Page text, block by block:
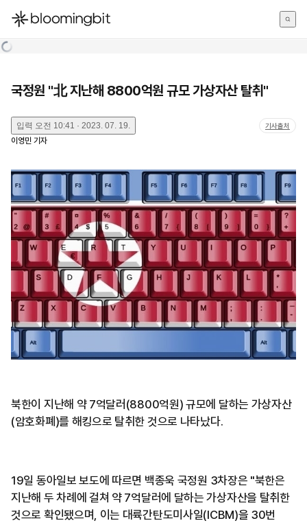
한국어
국정원 "北 지난해 8800억원 규모 가상자산 탈취"
입력 오전 10:41 · 2023. 07. 19. 기사출처
이영민 기자
북한이 지난해 약 7억달러(8800억원) 규모에 달하는 가상자산
(암호화폐)를 해킹으로 탈취한 것으로 나타났다.
19일 동아일보 보도에 따르면 백종욱 국정원 3차장은 "북한은
지난해 두 차례에 걸쳐 약 7억달러에 달하는 가상자산을 탈취한
것으로 확인됐으며, 이는 대륙간탄도미사일(ICBM)을 30번